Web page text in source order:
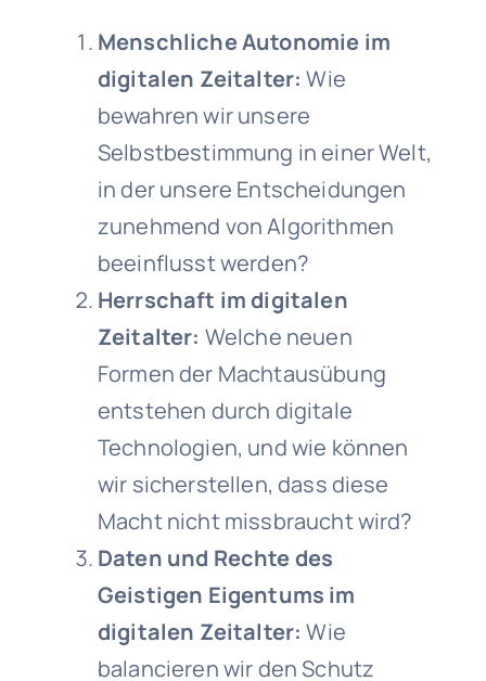
Menschliche Autonomie im
digitalen Zeitalter: Wie
bewahren wir unsere
Selbstbestimmung in einer Welt,
in der unsere Entscheidungen
zunehmend von Algorithmen
beeinflusst werden?
Herrschaft im digitalen
Zeitalter: Welche neuen
Formen der Machtausübung
entstehen durch digitale
Technologien, und wie können
wir sicherstellen, dass diese
Macht nicht missbraucht wird?
Daten und Rechte des
Geistigen Eigentums im
digitalen Zeitalter: Wie
balancieren wir den Schutz